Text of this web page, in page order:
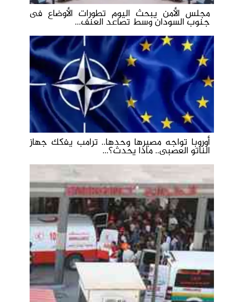
مجلس الأمن يبحث اليوم تطورات الأوضاع فى
جنوب السودان وسط تصاعد العنف...
أوروبا تواجه مصيرها وحدها.. ترامب يفكك جهاز
الناتو العصبى.. ماذا يحدث؟...